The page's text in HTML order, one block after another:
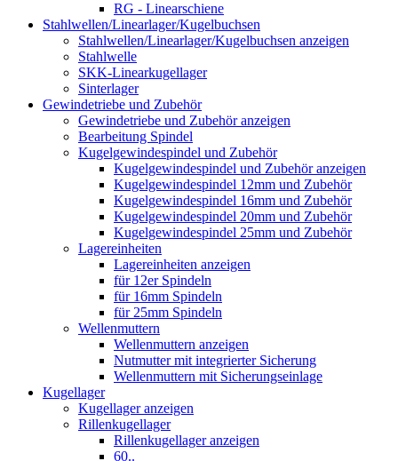
RG - Linearschiene
Stahlwellen/Linearlager/Kugelbuchsen
Stahlwellen/Linearlager/Kugelbuchsen anzeigen
Stahlwelle
SKK-Linearkugellager
Sinterlager
Gewindetriebe und Zubehör
Gewindetriebe und Zubehör anzeigen
Bearbeitung Spindel
Kugelgewindespindel und Zubehör
Kugelgewindespindel und Zubehör anzeigen
Kugelgewindespindel 12mm und Zubehör
Kugelgewindespindel 16mm und Zubehör
Kugelgewindespindel 20mm und Zubehör
Kugelgewindespindel 25mm und Zubehör
Lagereinheiten
Lagereinheiten anzeigen
für 12er Spindeln
für 16mm Spindeln
für 25mm Spindeln
Wellenmuttern
Wellenmuttern anzeigen
Nutmutter mit integrierter Sicherung
Wellenmuttern mit Sicherungseinlage
Kugellager
Kugellager anzeigen
Rillenkugellager
Rillenkugellager anzeigen
60..